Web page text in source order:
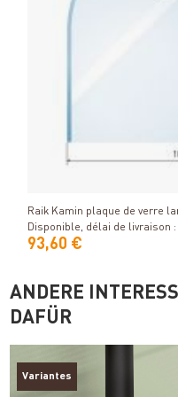
Raik Kamin plaque de verre
Disponible, délai de livraison :
93,60 €
ANDERE
DAFÜR
Variantes